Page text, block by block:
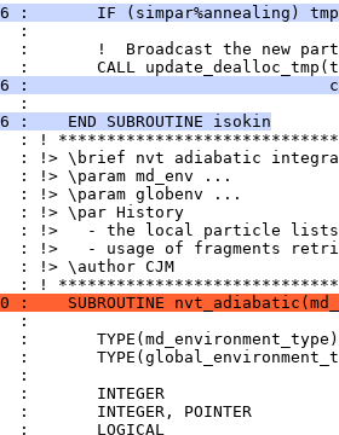
:       IF (simpar%annealing)
:
:       !  Broadcast the new
:       CALL
:
:
:    END SUBROUTINE isokin
: !
: !> \brief nvt adiabatic
: !> \param md_env ...
: !> \param globenv ...
: !> \par History
: !>   - the local particle
: !>   - usage of fragments
: !> \author CJM
: !
:    SUBROUTINE
:
:
:
:
:       INTEGER
:       INTEGER, POINTER
:       LOGICAL